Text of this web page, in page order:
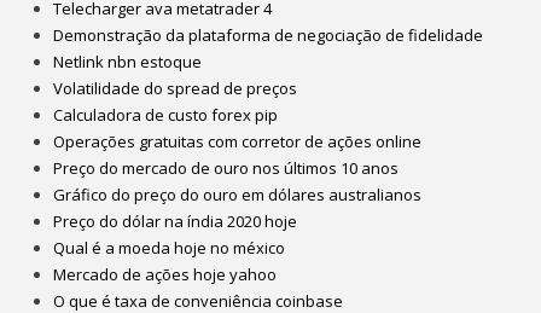
Telecharger ava metatrader 4
Demonstração da plataforma de negociação de fidelidade
Netlink nbn estoque
Volatilidade do spread de preços
Calculadora de custo forex pip
Operações gratuitas com corretor de ações online
Preço do mercado de ouro nos últimos 10 anos
Gráfico do preço do ouro em dólares australianos
Preço do dólar na índia 2020 hoje
Qual é a moeda hoje no méxico
Mercado de ações hoje yahoo
O que é taxa de conveniência coinbase